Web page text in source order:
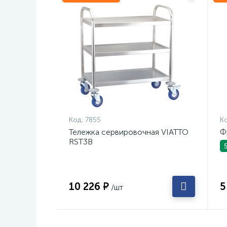
Код: 7855
Тележка сервировочная VIATTO
RST3B
10 226 ₽ /шт